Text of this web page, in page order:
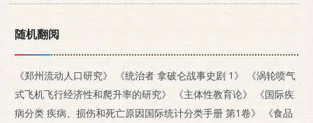
随机翻阅
《郑州流动人口研究》 《统治者 拿破仑战事史剧 1》
《涡轮喷气
式飞机飞行经济性和爬升率的研究》
《主体性教育论》
《国际疾
病分类 疾病、损伤和死亡原因国际统计分类手册 第1卷》
《食品